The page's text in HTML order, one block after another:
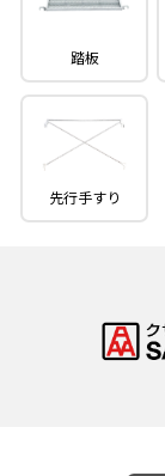
踏板
先行手すり